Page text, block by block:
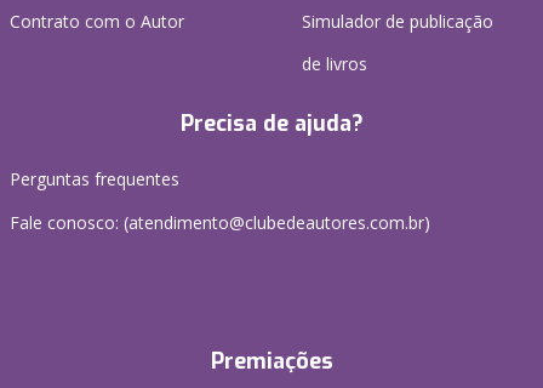
Contrato com o Autor
Simulador de publicação
de livros
Precisa de ajuda?
Perguntas frequentes
Fale conosco: (atendimento@clubedeautores.com.br)
Premiações